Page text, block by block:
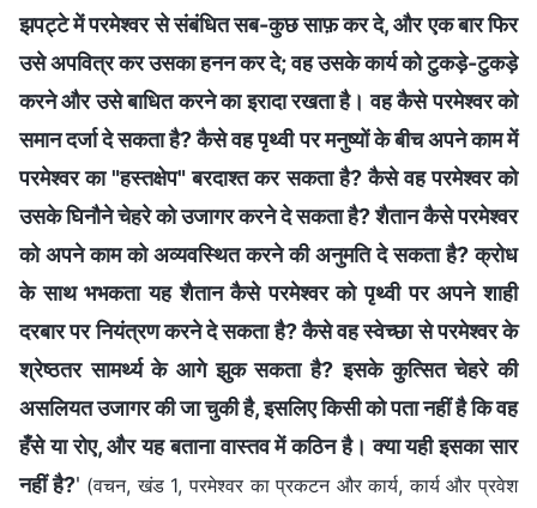
झपट्टे में परमेश्वर से संबंधित सब-कुछ साफ़ कर दे, और एक बार फिर
उसे अपवित्र कर उसका हनन कर दे; वह उसके कार्य को टुकड़े-टुकड़े
करने और उसे बाधित करने का इरादा रखता है। वह कैसे परमेश्वर को
समान दर्जा दे सकता है? कैसे वह पृथ्वी पर मनुष्यों के बीच अपने काम में
परमेश्वर का "हस्तक्षेप" बरदाश्त कर सकता है? कैसे वह परमेश्वर को
उसके घिनौने चेहरे को उजागर करने दे सकता है? शैतान कैसे परमेश्वर
को अपने काम को अव्यवस्थित करने की अनुमति दे सकता है? क्रोध
के साथ भभकता यह शैतान कैसे परमेश्वर को पृथ्वी पर अपने शाही
दरबार पर नियंत्रण करने दे सकता है? कैसे वह स्वेच्छा से परमेश्वर के
श्रेष्ठतर सामर्थ्य के आगे झुक सकता है? इसके कुत्सित चेहरे की
असलियत उजागर की जा चुकी है, इसलिए किसी को पता नहीं है कि वह
हँसे या रोए, और यह बताना वास्तव में कठिन है। क्या यही इसका सार
नहीं है?' (वचन, खंड 1, परमेश्वर का प्रकटन और कार्य, कार्य और प्रवेश